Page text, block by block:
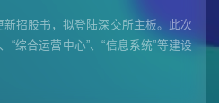
招股书，拟登陆深交所主板。此次
综合运营中心”、“信息系统”等建设